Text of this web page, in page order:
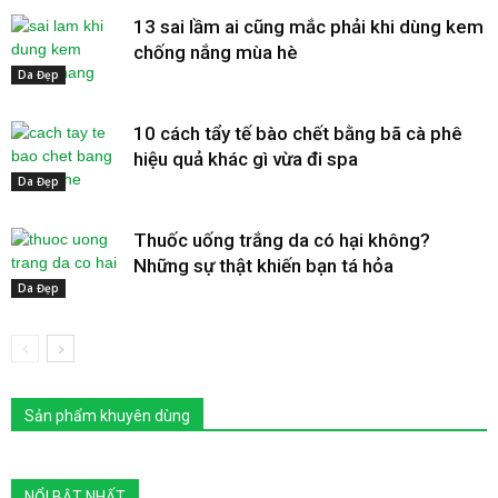
Da Đẹp
13 sai lầm ai cũng mắc phải khi dùng kem
chống nắng mùa hè
Da Đẹp
10 cách tẩy tế bào chết bằng bã cà phê
hiệu quả khác gì vừa đi spa
Da Đẹp
Thuốc uống trắng da có hại không?
Những sự thật khiến bạn tá hỏa
Sản phẩm khuyên dùng